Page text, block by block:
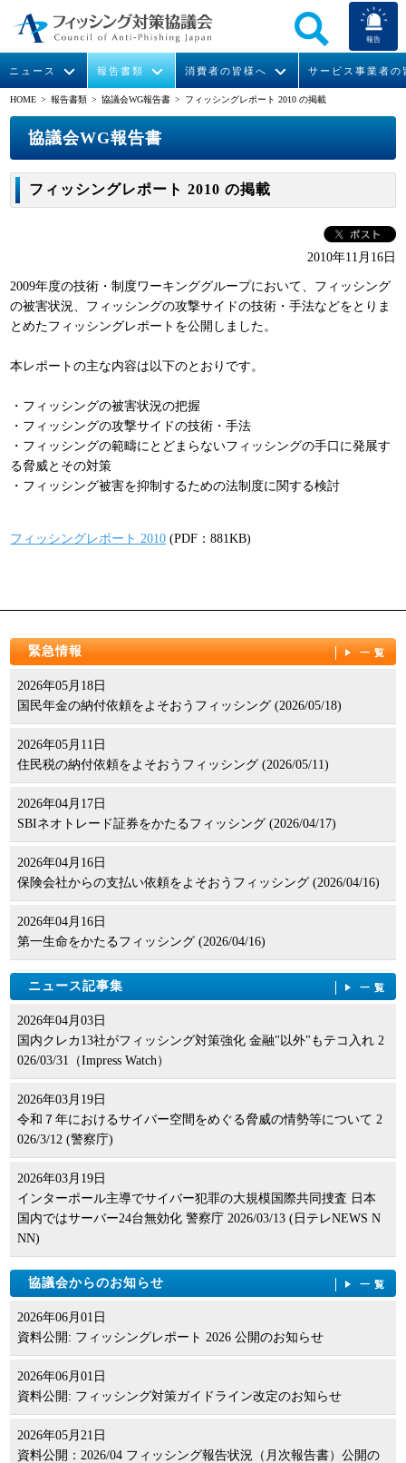
報告
ニュース
イベント
報告書類
協議会WG報告書
消費者の皆様へ
フィッシングの報告
マンガでわかるフィッシング詐欺対策 5ヶ条
サービス事業者の
STOP. THINK. CONNECT.
運営委員紹介
WG活動
メンバー
パンフレット
HOME > 報告書類 >協議会WG報告書 > フィッシングレポート 2010 の掲載
協議会WG報告書
フィッシングレポート 2010 の掲載
2010年11月16日
2009年度の技術・制度ワーキンググループにおいて、フィッシング
の被害状況、フィッシングの攻撃サイドの技術・手法などをとりま
とめたフィッシングレポートを公開しました。
本レポートの主な内容は以下のとおりです。
・フィッシングの被害状況の把握
・フィッシングの攻撃サイドの技術・手法
・フィッシングの範疇にとどまらないフィッシングの手口に発展す
る脅威とその対策
・フィッシング被害を抑制するための法制度に関する検討
フィッシングレポート 2010 (PDF：881KB)
緊急情報 一覧
2026年05月18日
国民年金の納付依頼をよそおうフィッシング (2026/05/18)
2026年05月11日
住民税の納付依頼をよそおうフィッシング (2026/05/11)
2026年04月17日
SBIネオトレード証券をかたるフィッシング (2026/04/17)
2026年04月16日
保険会社からの支払い依頼をよそおうフィッシング (2026/04/16)
2026年04月16日
第一生命をかたるフィッシング (2026/04/16)
ニュース記事集 一覧
2026年04月03日
国内クレカ13社がフィッシング対策強化 金融"以外"もテコ入れ 2
026/03/31（Impress Watch）
2026年03月19日
令和７年におけるサイバー空間をめぐる脅威の情勢等について 2
026/3/12 (警察庁)
2026年03月19日
インターポール主導でサイバー犯罪の大規模国際共同捜査 日本
国内ではサーバー24台無効化 警察庁 2026/03/13 (日テレNEWS N
NN)
協議会からのお知らせ 一覧
2026年06月01日
資料公開: フィッシングレポート 2026 公開のお知らせ
2026年06月01日
資料公開: フィッシング対策ガイドライン改定のお知らせ
2026年05月21日
資料公開：2026/04 フィッシング報告状況（月次報告書）公開の